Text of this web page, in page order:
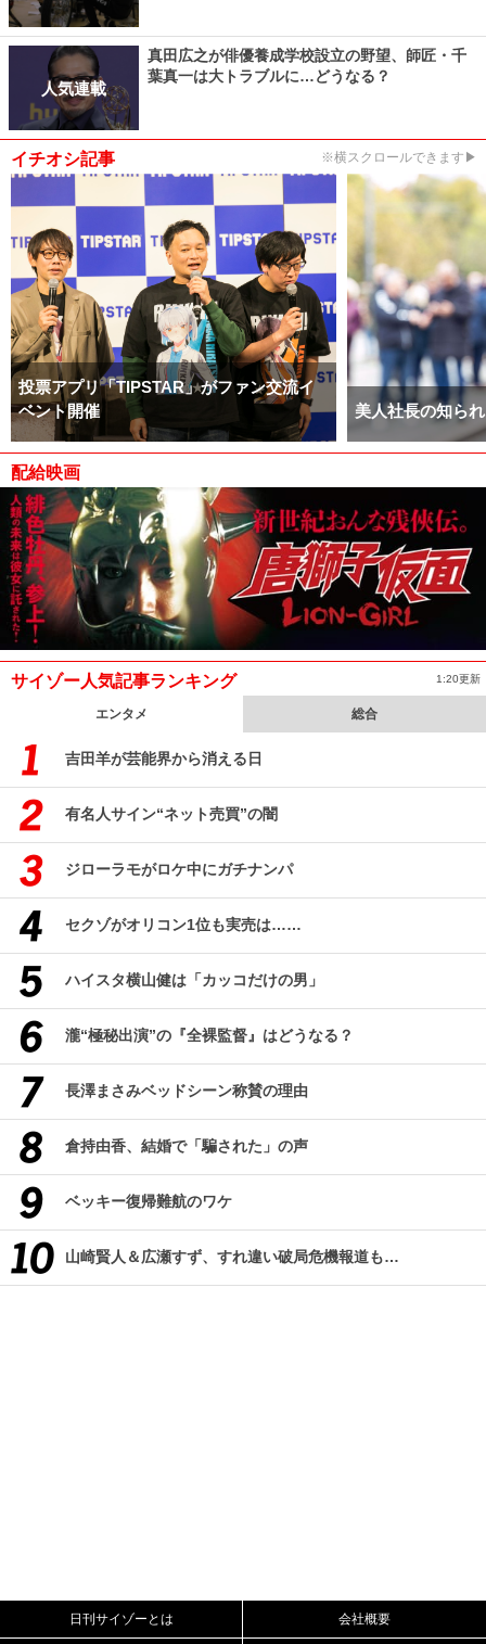
人気連載
真田広之が俳優養成学校設立の野望、師匠・千
葉真一は大トラブルに…どうなる？
イチオシ記事 ※横スクロールできます▶
投票アプリ「TIPSTAR」がファン交流イ
ベント開催
美人社長の知ら
配給映画
サイゾー人気記事ランキング 1:20更新
エンタメ 総合
吉田羊が芸能界から消える日
有名人サイン“ネット売買”の闇
ジローラモがロケ中にガチナンパ
セクゾがオリコン1位も実売は……
ハイスタ横山健は「カッコだけの男」
瀧“極秘出演”の『全裸監督』はどうなる？
長澤まさみベッドシーン称賛の理由
倉持由香、結婚で「騙された」の声
ベッキー復帰難航のワケ
山崎賢人＆広瀬すず、すれ違い破局危機報道も…
日刊サイゾーとは 会社概要